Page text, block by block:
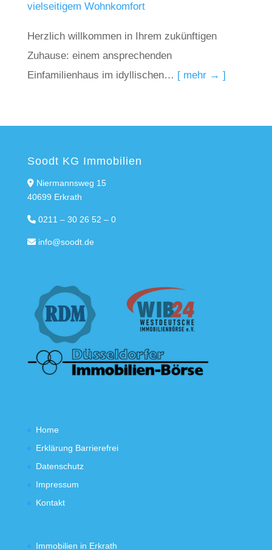
vielseitigem Wohnkomfort
Herzlich willkommen in Ihrem zukünftigen
Zuhause: einem ansprechenden
Einfamilienhaus im idyllischen… [ mehr → ]
Soodt KG Immobilien
Niermannsweg 15
40699 Erkrath
0211 – 30 26 52 – 0
info@soodt.de
Home
Erklärung Barrierefrei
Datenschutz
Impressum
Kontakt
Immobilien in Erkrath